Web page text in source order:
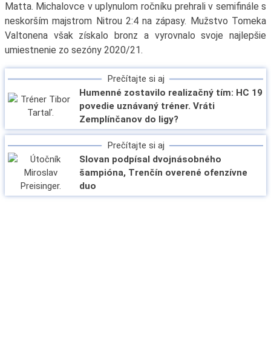
Matta. Michalovce v uplynulom ročníku prehrali v semifinále s
neskorším majstrom Nitrou 2:4 na zápasy. Mužstvo Tomeka
Valtonena však získalo bronz a vyrovnalo svoje najlepšie
umiestnenie zo sezóny 2020/21.
Prečítajte si aj
Humenné zostavilo realizačný tím: HC 19
povedie uznávaný tréner. Vráti
Zemplínčanov do ligy?
Prečítajte si aj
Slovan podpísal dvojnásobného
šampióna, Trenčín overené ofenzívne
duo